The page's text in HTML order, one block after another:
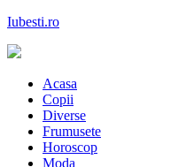
Skip
content
Iubesti.ro
astazi
Acasa
Copii
Diverse
Frumusete
Horoscop
Moda